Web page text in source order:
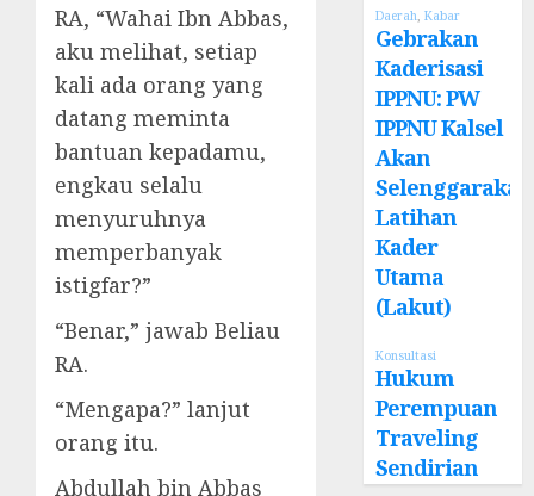
RA, “Wahai Ibn Abbas,
aku melihat, setiap
kali ada orang yang
datang meminta
bantuan kepadamu,
engkau selalu
menyuruhnya
memperbanyak
istigfar?”
“Benar,” jawab Beliau
RA.
“Mengapa?” lanjut
orang itu.
Abdullah bin Abbas
Daerah,Kabar
Gebrakan
Kaderisasi
IPPNU: PW
IPPNU Kalsel
Akan
Selenggarakan
Latihan
Kader
Utama
(Lakut)
Konsultasi
Hukum
Perempuan
Traveling
Sendirian